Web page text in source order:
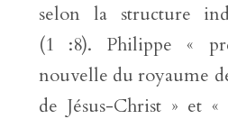
selon la structure
(1 :8). Philippe «
nouvelle du royaume
de Jésus-Christ » et